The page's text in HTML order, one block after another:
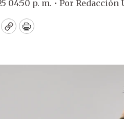
04:50 p. m. • Por Redacción
CopyPrint